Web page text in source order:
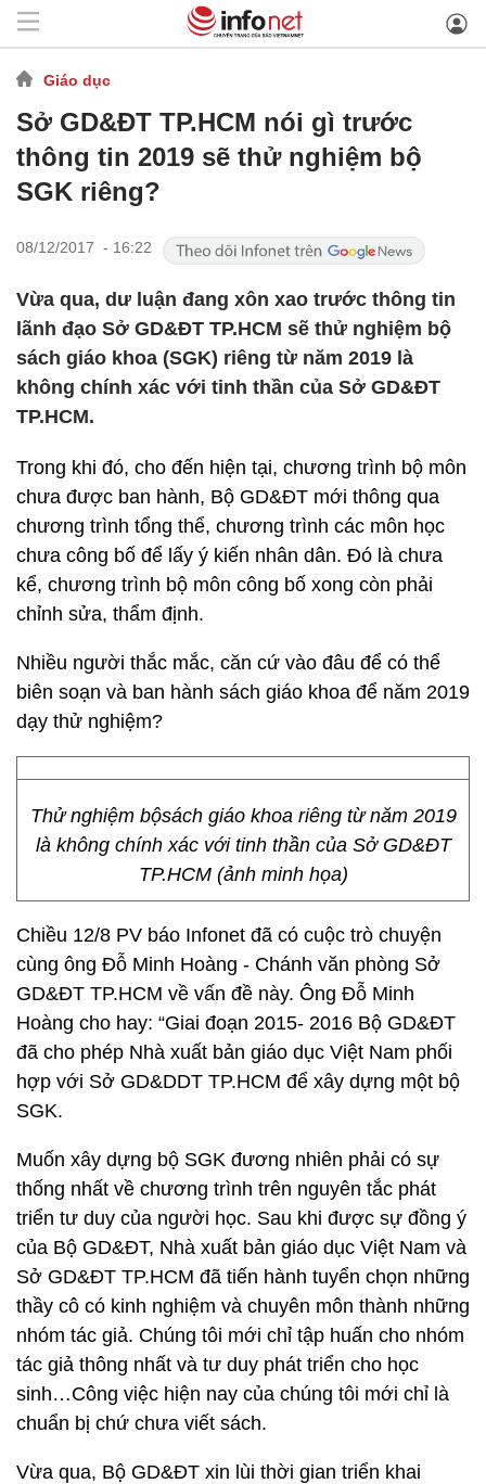
Giáo dục
Sở GD&ĐT TP.HCM nói gì trước
thông tin 2019 sẽ thử nghiệm bộ
SGK riêng?
08/12/2017 - 16:22
Vừa qua, dư luận đang xôn xao trước thông tin
lãnh đạo Sở GD&ĐT TP.HCM sẽ thử nghiệm bộ
sách giáo khoa (SGK) riêng từ năm 2019 là
không chính xác với tinh thần của Sở GD&ĐT
TP.HCM.
Trong khi đó, cho đến hiện tại, chương trình bộ môn
chưa được ban hành, Bộ GD&ĐT mới thông qua
chương trình tổng thể, chương trình các môn học
chưa công bố để lấy ý kiến nhân dân. Đó là chưa
kể, chương trình bộ môn công bố xong còn phải
chỉnh sửa, thẩm định.
Nhiều người thắc mắc, căn cứ vào đâu để có thể
biên soạn và ban hành sách giáo khoa để năm 2019
dạy thử nghiệm?
Thử nghiệm bộsách giáo khoa riêng từ năm 2019
là không chính xác với tinh thần của Sở GD&ĐT
TP.HCM (ảnh minh họa)
Chiều 12/8 PV báo Infonet đã có cuộc trò chuyện
cùng ông Đỗ Minh Hoàng - Chánh văn phòng Sở
GD&ĐT TP.HCM về vấn đề này. Ông Đỗ Minh
Hoàng cho hay: “Giai đoạn 2015- 2016 Bộ GD&ĐT
đã cho phép Nhà xuất bản giáo dục Việt Nam phối
hợp với Sở GD&DDT TP.HCM để xây dựng một bộ
SGK.
Muốn xây dựng bộ SGK đương nhiên phải có sự
thống nhất về chương trình trên nguyên tắc phát
triển tư duy của người học. Sau khi được sự đồng ý
của Bộ GD&ĐT, Nhà xuất bản giáo dục Việt Nam và
Sở GD&ĐT TP.HCM đã tiến hành tuyển chọn những
thầy cô có kinh nghiệm và chuyên môn thành những
nhóm tác giả. Chúng tôi mới chỉ tập huấn cho nhóm
tác giả thông nhất và tư duy phát triển cho học
sinh…Công việc hiện nay của chúng tôi mới chỉ là
chuẩn bị chứ chưa viết sách.
Vừa qua, Bộ GD&ĐT xin lùi thời gian triển khai